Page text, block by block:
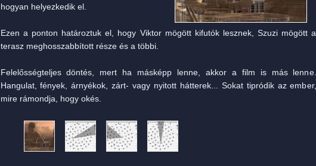
hogyan helyezkedik el.
Ezen a ponton határoztuk el, hogy Viktor mögött kifutók lesznek, Szuzi mögött a
terasz meghosszabbított része és a többi.
Felelősségteljes döntés, mert ha másképp lenne, akkor a film is más lenne.
Hangulat, fények, árnyékok, zárt- vagy nyitott hátterek... Sokat tipródik az ember,
mire rámondja, hogy okés.